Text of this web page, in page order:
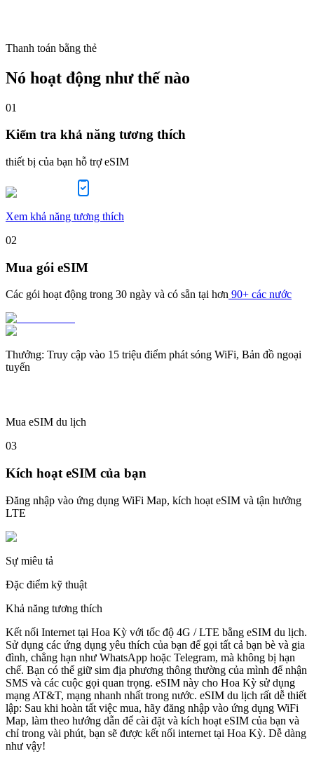
Thanh toán bằng thẻ
Nó hoạt động như thế nào
01
Kiểm tra khả năng tương thích
thiết bị của bạn hỗ trợ eSIM
Xem khả năng tương thích
02
Mua gói eSIM
Các gói hoạt động trong 30 ngày và có sẵn tại hơn 90+ các nước
Thưởng: Truy cập vào 15 triệu điểm phát sóng WiFi, Bản đồ ngoại
tuyến
Mua eSIM du lịch
03
Kích hoạt eSIM của bạn
Đăng nhập vào ứng dụng WiFi Map, kích hoạt eSIM và tận hưởng
LTE
Sự miêu tả
Đặc điểm kỹ thuật
Khả năng tương thích
Kết nối Internet tại Hoa Kỳ với tốc độ 4G / LTE bằng eSIM du lịch.
Sử dụng các ứng dụng yêu thích của bạn để gọi tất cả bạn bè và gia
đình, chẳng hạn như WhatsApp hoặc Telegram, mà không bị hạn
chế. Bạn có thể giữ sim địa phương thông thường của mình để nhận
SMS và các cuộc gọi quan trọng. eSIM này cho Hoa Kỳ sử dụng
mạng AT&T, mạng nhanh nhất trong nước. eSIM du lịch rất dễ thiết
lập: Sau khi hoàn tất việc mua, hãy đăng nhập vào ứng dụng WiFi
Map, làm theo hướng dẫn để cài đặt và kích hoạt eSIM của bạn và
chỉ trong vài phút, bạn sẽ được kết nối internet tại Hoa Kỳ. Dễ dàng
như vậy!